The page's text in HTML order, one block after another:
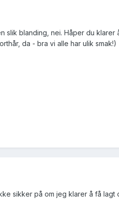
slik blanding, nei. Håper du
da - bra vi alle har ulik smak!)
sikker på om jeg klarer å få lagt